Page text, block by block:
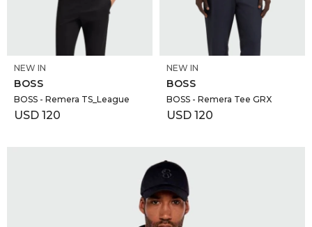
SELECCIONAR TALLE
NEW IN
BOSS
BOSS - Remera TS_League
USD 120
SELECCIONAR TALLE
NEW IN
BOSS
BOSS - Remera Tee GRX
USD 120